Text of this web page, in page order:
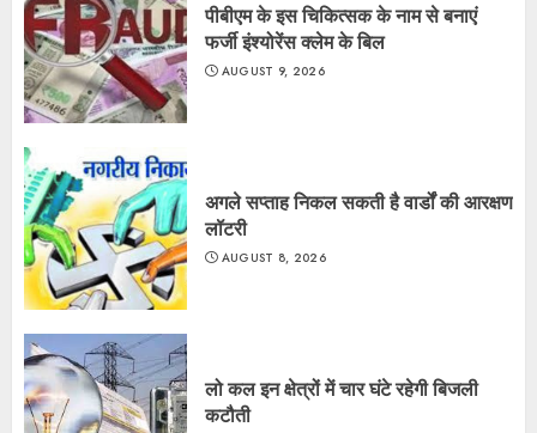
पीबीएम के इस चिकित्सक के नाम से बनाएं
फर्जी इंश्योरेंस क्लेम के बिल
AUGUST 9, 2026
अगले सप्ताह निकल सकती है वार्डों की आरक्षण
लॉटरी
AUGUST 8, 2026
लो कल इन क्षेत्रों में चार घंटे रहेगी बिजली
कटौती